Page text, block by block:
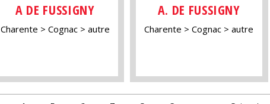
A DE FUSSIGNY
Charente Cognac autre
A. DE FUSSIGNY
Charente Cognac autre